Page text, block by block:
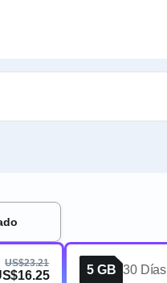
US$23.21 5 GB 30 Días